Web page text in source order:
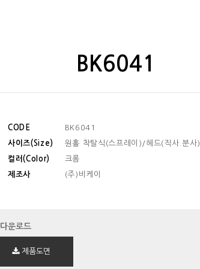
BK6041
CODE
BK6041
사이즈(Size)
원홀 착탈식(스프레이)/헤드(직사.분사)
컬러(Color)
크롬
제조사
(주)비케이
다운로드
제품도면